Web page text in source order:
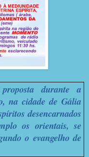
durante a
na cidade de Gália
desencarnados
os orientais, se
o evangelho de